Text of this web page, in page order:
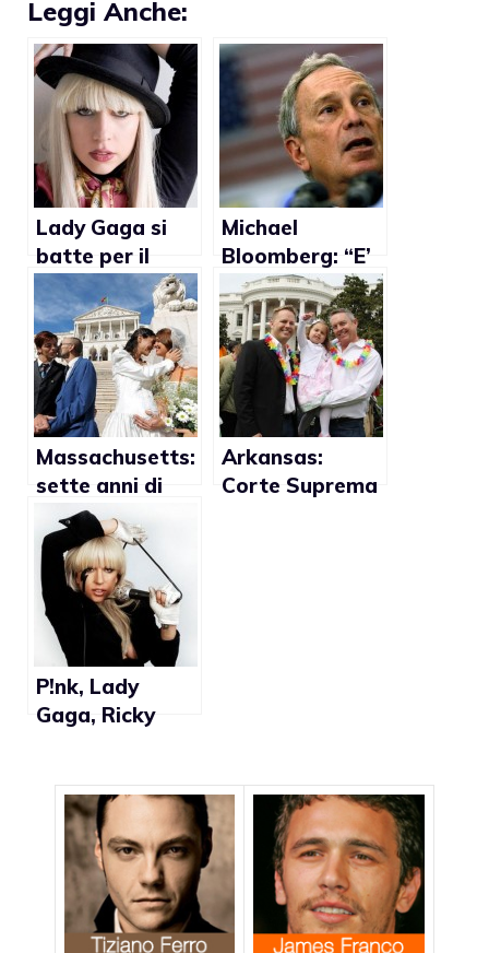
Leggi Anche:
Lady Gaga si
batte per il
matrimonio gay
a New York
Michael
Bloomberg: “E’
arrivato il
momento di
approvare il
matrimonio
gay”
Massachusetts:
sette anni di
matrimoni gay
Arkansas:
Corte Suprema
P!nk, Lady
Gaga, Ricky
festeggiano
l’abrograzione
del DADT su
Twitter